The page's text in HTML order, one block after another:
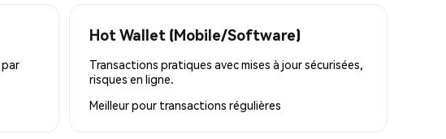
Hot Wallet (Mobile/Software)
Transactions pratiques avec mises à jour sécurisées,
risques en ligne.
Meilleur pour transactions régulières